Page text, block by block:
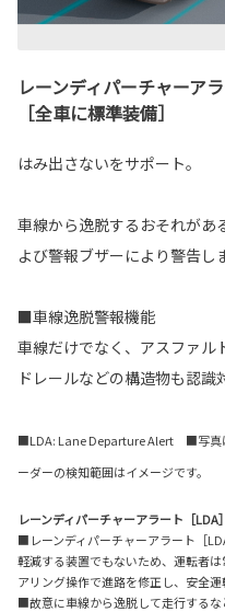
レーンディパーチャーアラ
［全車に標準装備］
はみ出さないをサポート。
車線から逸脱するおそれがあ
よび警報ブザーにより警告し
■車線逸脱警報機能
車線だけでなく、アスファル
ドレールなどの構造物も認識
■LDA: Lane Departure Alert ■写真
ーダーの検知範囲はイメージです。
レーンディパーチャーアラート［LDA
■レーンディパーチャーアラート［
軽減する装置でもないため、運転者
アリング操作で進路を修正し、安全運
■故意に車線から逸脱して走行する